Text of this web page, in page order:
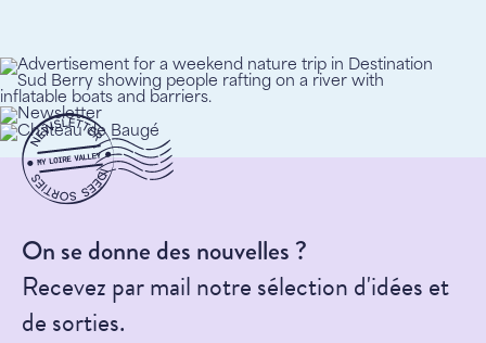
On se donne des nouvelles ?
Recevez par mail notre sélection d'idées et
de sorties.